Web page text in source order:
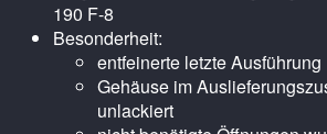
190 F-8
Besonderheit:
entfeinerte letzte Ausführung
Gehäuse im
unlackiert